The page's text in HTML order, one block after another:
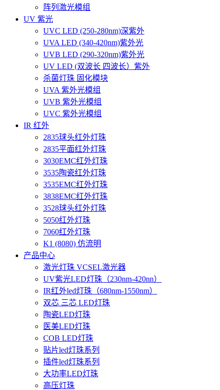
阵列激光模组
UV 紫光
UVC LED (250-280nm)深紫外
UVA LED (340-420nm)紫外光
UVB LED (290-320nm)紫外光
UV LED (双波长 四波长）紫外
杀菌灯珠 固化模块
UVA 紫外光模组
UVB 紫外光模组
UVC 紫外光模组
IR 红外
2835球头红外灯珠
2835平面红外灯珠
3030EMC红外灯珠
3535陶瓷红外灯珠
3535EMC红外灯珠
3838EMC红外灯珠
3528球头红外灯珠
5050红外灯珠
7060红外灯珠
K1 (8080) 仿流明
产品中心
激光灯珠 VCSEL激光器
UV紫光LED灯珠（230nm-420nn）
IR红外led灯珠（680nm-1550nm）
双芯 三芯 LED灯珠
陶瓷LED灯珠
医美LED灯珠
COB LED灯珠
贴片led灯珠系列
插件led灯珠系列
大功率LED灯珠
高压灯珠